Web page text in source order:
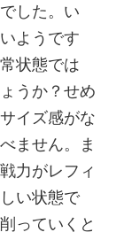
でした。い
ようです
状態では
うか？せめ
イズ感がな
ません。ま
力がレフィ
い状態で
っていくと